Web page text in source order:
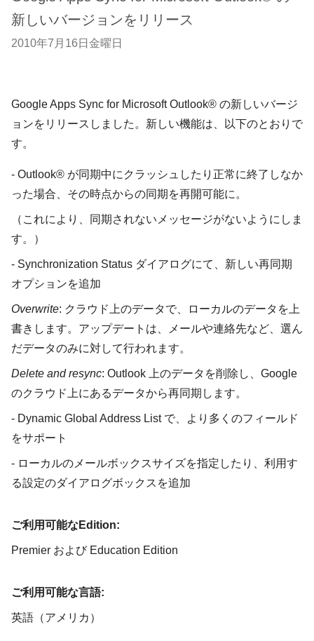
新しいバージョンをリリース
2010年7月16日金曜日
Google Apps Sync for Microsoft Outlook® の新しいバージ
ョンをリリースしました。新しい機能は、以下のとおりで
す。
- Outlook® が同期中にクラッシュしたり正常に終了しなか
った場合、その時点からの同期を再開可能に。
（これにより、同期されないメッセージがないようにしま
す。）
- Synchronization Status ダイアログにて、新しい再同期
オプションを追加
Overwrite: クラウド上のデータで、ローカルのデータを上
書きします。アップデートは、メールや連絡先など、選ん
だデータのみに対して行われます。
Delete and resync: Outlook 上のデータを削除し、Google
のクラウド上にあるデータから再同期します。
- Dynamic Global Address List で、より多くのフィールド
をサポート
- ローカルのメールボックスサイズを指定したり、利用す
る設定のダイアログボックスを追加
ご利用可能なEdition:
Premier および Education Edition
ご利用可能な言語:
英語（アメリカ）